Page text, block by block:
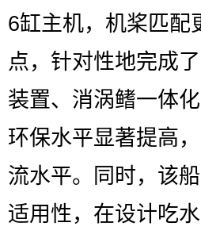
6缸主机，机桨匹配
点，针对性地完成
装置、消涡鳍一体
环保水平显著提高
流水平。同时，该
适用性，在设计吃